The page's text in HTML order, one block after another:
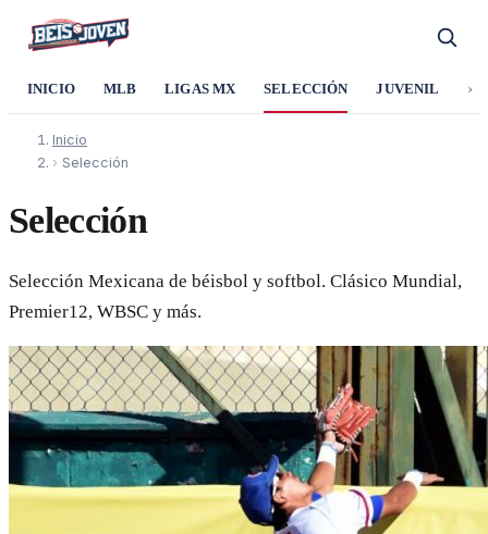
INICIO MLB LIGAS MX SELECCIÓN JUVENIL ›
Inicio
› Selección
Selección
Selección Mexicana de béisbol y softbol. Clásico Mundial,
Premier12, WBSC y más.